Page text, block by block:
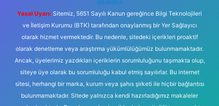
@karabul
Yasal Uyarı: Sitemiz, 5651 Sayılı Kanun gereğince Bilgi Teknolojileri
ve İletişim Kurumu (BTK) tarafından onaylanmış bir Yer Sağlayıcı
olarak hizmet vermektedir. Bu nedenle, sitedeki içerikleri proaktif
olarak denetleme veya araştırma yükümlülüğümüz bulunmamaktadır.
Ancak, üyelerimiz yazdıkları içeriklerin sorumluluğunu taşımakta olup,
siteye üye olarak bu sorumluluğu kabul etmiş sayılırlar. Bu internet
sitesi, herhangi bir marka, kurum veya şahıs şirketi ile hiçbir bağlantısı
bulunmamaktadır. Sitede yalnızca kendi hazırladığımız makaleler